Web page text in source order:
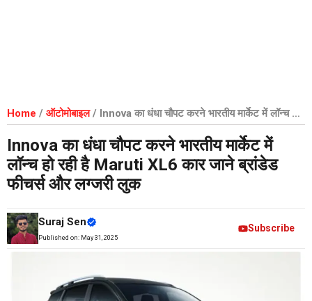
Home / ऑटोमोबाइल/ Innova का धंधा चौपट करने भारतीय मार्केट में लॉन्च हो
रही है Maruti XL6 कार जाने ब्रांडेड फीचर्स और लग्जरी लुक
Innova का धंधा चौपट करने भारतीय मार्केट में
लॉन्च हो रही है Maruti XL6 कार जाने ब्रांडेड
फीचर्स और लग्जरी लुक
Suraj Sen
Published on: May 31, 2025
Subscribe